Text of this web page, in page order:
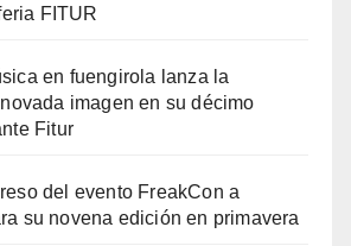
FITUR
en fuengirola lanza la
imagen en su décimo
Fitur
del evento FreakCon a
su novena edición en primavera